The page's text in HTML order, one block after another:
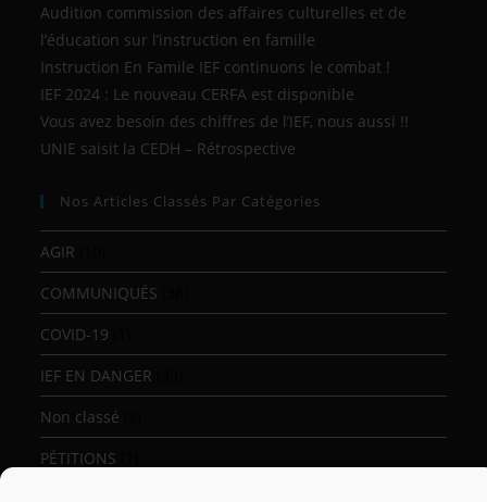
Audition commission des affaires culturelles et de
l’éducation sur l’instruction en famille
Instruction En Famile IEF continuons le combat !
IEF 2024 : Le nouveau CERFA est disponible
Vous avez besoin des chiffres de l’IEF, nous aussi !!
UNIE saisit la CEDH – Rétrospective
Nos Articles Classés Par Catégories
AGIR
COMMUNIQUÉS
COVID-19
IEF EN DANGER
Non classé
PÉTITIONS